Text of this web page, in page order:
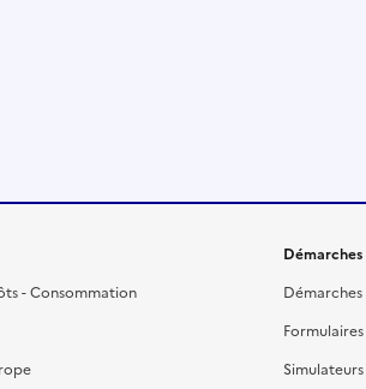
- Consommation
Simulateurs